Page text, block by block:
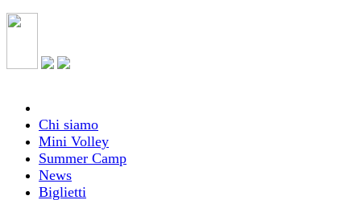
Chi siamo
Mini Volley
Summer Camp
News
Biglietti